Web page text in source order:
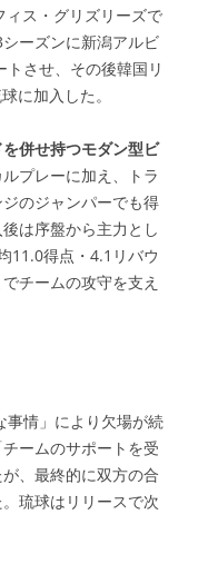
ィス・グリズリーズで
ーズンに新潟アルビ
させ、その後韓国リ
に加入した。
併せ持つモダン型ビ
プレーに加え、トラ
のジャンパーでも得
は序盤から主力とし
11.0得点・4.1リバウ
チームの攻守を支え
事情」により欠場が続
ームのサポートを受
、最終的に双方の合
琉球はリリースで次